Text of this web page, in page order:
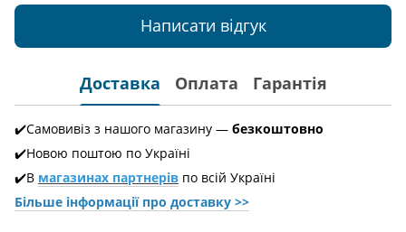
Написати відгук
Доставка Оплата Гарантія
✔️Самовивіз з нашого магазину — безкоштовно
✔️Новою поштою по Україні
✔️В магазинах партнерів по всій Україні
Більше інформації про доставкy >>